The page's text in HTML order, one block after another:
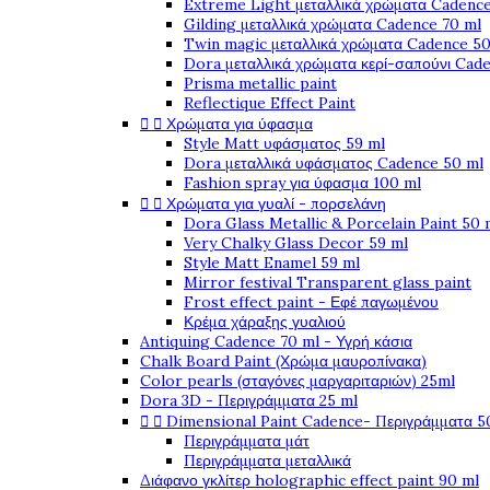
Extreme Light μεταλλικά χρώματα
Gilding μεταλλικά χρώματα Cadence 70 ml
Twin magic μεταλλικά χρώματα Cadence
Dora μεταλλικά χρώματα κερί-σαπούνι
Prisma metallic paint
Reflectique Effect Paint
  Χρώματα για ύφασμα
Style Matt υφάσματος 59 ml
Dora μεταλλικά υφάσματος Cadence 50 ml
Fashion spray για ύφασμα 100 ml
  Χρώματα για γυαλί - πορσελάνη
Dora Glass Metallic & Porcelain Paint 50
Very Chalky Glass Decor 59 ml
Style Matt Enamel 59 ml
Mirror festival Transparent glass paint
Frost effect paint - Εφέ παγωμένου
Κρέμα χάραξης γυαλιού
Antiquing Cadence 70 ml - Υγρή κάσια
Chalk Board Paint (Χρώμα μαυροπίνακα)
Color pearls (σταγόνες μαργαριταριών) 25ml
Dora 3D - Περιγράμματα 25 ml
  Dimensional Paint Cadence- Περιγράμματα
Περιγράμματα μάτ
Περιγράμματα μεταλλικά
Διάφανο γκλίτερ holographic effect paint 90 ml